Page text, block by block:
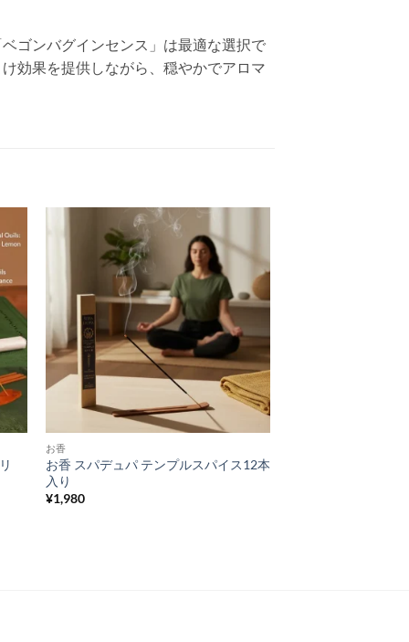
ゴンバグインセンス」は最適な選択で
効果を提供しながら、穏やかでアロマ
お香
お香 スパデュパ テンプルスパイス12本
入り
¥1,980